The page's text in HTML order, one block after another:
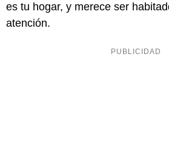
es tu hogar, y merece ser
atención.